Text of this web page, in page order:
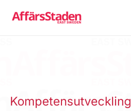
Kompetensutveckling